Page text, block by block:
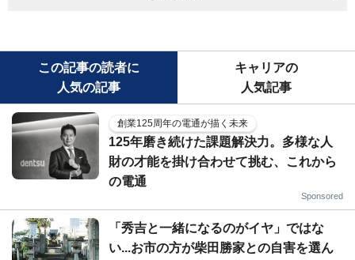
この記事の読者に
人気の記事
キャリアの
人気記事
創業125周年の電通が描く未来
125年磨き続けた課題解決力。多様な人
財の才能を掛け合わせて挑む、これから
の電通
Sponsored
「秀吉と一緒になるのがイヤ」ではな
い...お市の方が柴田勝家との自害を選ん